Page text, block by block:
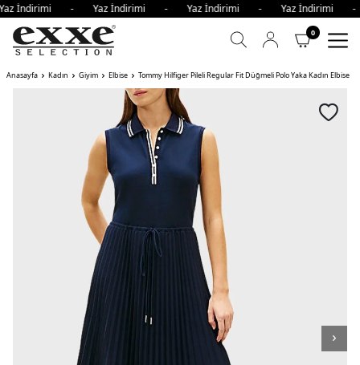
İndirimi - Yaz İndirimi - Yaz İndirimi - Yaz
0
Anasayfa Kadın Giyim Elbise Tommy Hilfiger Pileli Regular Fit Düğmeli Polo Yaka Kadın Elbise